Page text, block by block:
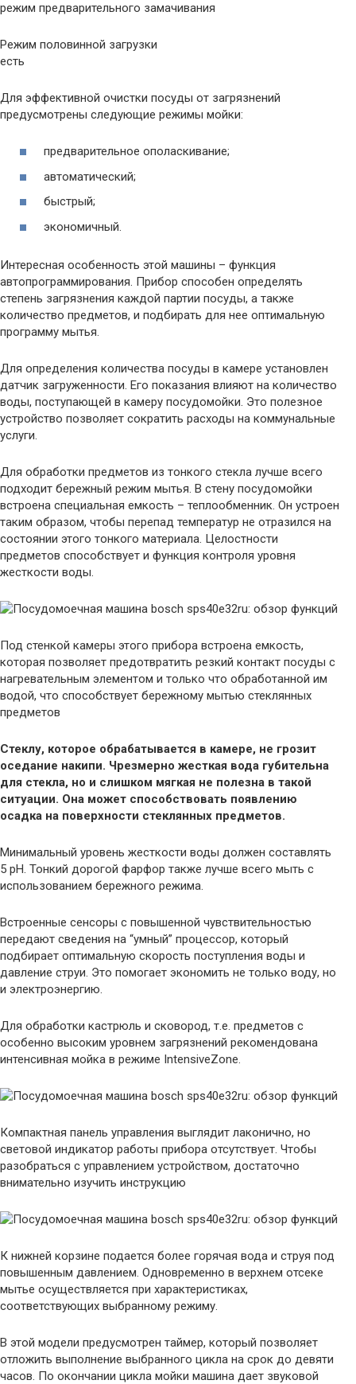
режим предварительного замачивания
Режим половинной загрузки
есть
Для эффективной очистки посуды от загрязнений
предусмотрены следующие режимы мойки:
предварительное ополаскивание;
автоматический;
быстрый;
экономичный.
Интересная особенность этой машины – функция
автопрограммирования. Прибор способен определять
степень загрязнения каждой партии посуды, а также
количество предметов, и подбирать для нее оптимальную
программу мытья.
Для определения количества посуды в камере установлен
датчик загруженности. Его показания влияют на количество
воды, поступающей в камеру посудомойки. Это полезное
устройство позволяет сократить расходы на коммунальные
услуги.
Для обработки предметов из тонкого стекла лучше всего
подходит бережный режим мытья. В стену посудомойки
встроена специальная емкость – теплообменник. Он устроен
таким образом, чтобы перепад температур не отразился на
состоянии этого тонкого материала. Целостности
предметов способствует и функция контроля уровня
жесткости воды.
Под стенкой камеры этого прибора встроена емкость,
которая позволяет предотвратить резкий контакт посуды с
нагревательным элементом и только что обработанной им
водой, что способствует бережному мытью стеклянных
предметов
Стеклу, которое обрабатывается в камере, не грозит
оседание накипи. Чрезмерно жесткая вода губительна
для стекла, но и слишком мягкая не полезна в такой
ситуации. Она может способствовать появлению
осадка на поверхности стеклянных предметов.
Минимальный уровень жесткости воды должен составлять
5 pH. Тонкий дорогой фарфор также лучше всего мыть с
использованием бережного режима.
Встроенные сенсоры с повышенной чувствительностью
передают сведения на “умный” процессор, который
подбирает оптимальную скорость поступления воды и
давление струи. Это помогает экономить не только воду, но
и электроэнергию.
Для обработки кастрюль и сковород, т.е. предметов с
особенно высоким уровнем загрязнений рекомендована
интенсивная мойка в режиме IntensiveZone.
Компактная панель управления выглядит лаконично, но
световой индикатор работы прибора отсутствует. Чтобы
разобраться с управлением устройством, достаточно
внимательно изучить инструкцию
К нижней корзине подается более горячая вода и струя под
повышенным давлением. Одновременно в верхнем отсеке
мытье осуществляется при характеристиках,
соответствующих выбранному режиму.
В этой модели предусмотрен таймер, который позволяет
отложить выполнение выбранного цикла на срок до девяти
часов. По окончании цикла мойки машина дает звуковой